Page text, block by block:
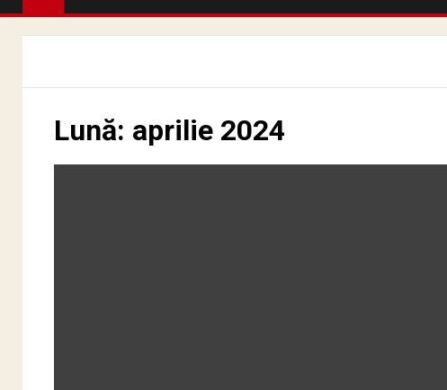
Lună: aprilie 2024